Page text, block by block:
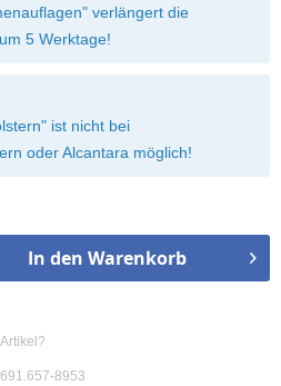
verlängert die
5 Werktage!
ist nicht bei
oder Alcantara möglich!
In den Warenkorb
8953